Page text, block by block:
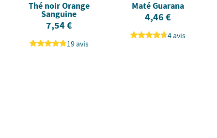
Thé noir Orange
Sanguine
7,54 €
19 avis
Maté Guarana
4,46 €
4 avis